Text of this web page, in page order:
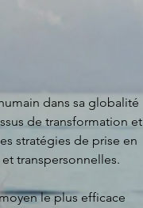
dans sa globalité
de transformation et
stratégies de prise en
transpersonnelles.
le plus efficace